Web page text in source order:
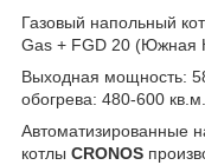
Газовый напольный
Gas + FGD 20 (Южная
Выходная мощность:
обогрева: 480-600 кв.м.
Автоматизированные
котлы CRONOS